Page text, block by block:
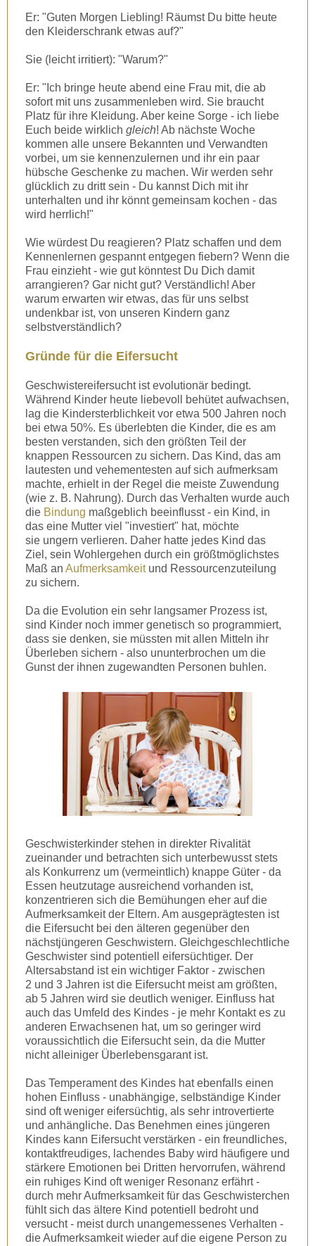
Er: "Guten Morgen Liebling! Räumst Du bitte heute
den Kleiderschrank etwas auf?"
Sie (leicht irritiert): "Warum?"
Er: "Ich bringe heute abend eine Frau mit, die ab
sofort mit uns zusammenleben wird. Sie braucht
Platz für ihre Kleidung. Aber keine Sorge - ich liebe
Euch beide wirklich gleich! Ab nächste Woche
kommen alle unsere Bekannten und Verwandten
vorbei, um sie kennenzulernen und ihr ein paar
hübsche Geschenke zu machen. Wir werden sehr
glücklich zu dritt sein - Du kannst Dich mit ihr
unterhalten und ihr könnt gemeinsam kochen - das
wird herrlich!"
Wie würdest Du reagieren? Platz schaffen und dem
Kennenlernen gespannt entgegen fiebern? Wenn die
Frau einzieht - wie gut könntest Du Dich damit
arrangieren? Gar nicht gut? Verständlich! Aber
warum erwarten wir etwas, das für uns selbst
undenkbar ist, von unseren Kindern ganz
selbstverständlich?
Gründe für die Eifersucht
Geschwistereifersucht ist evolutionär bedingt.
Während Kinder heute liebevoll behütet aufwachsen,
lag die Kindersterblichkeit vor etwa 500 Jahren noch
bei etwa 50%. Es überlebten die Kinder, die es am
besten verstanden, sich den größten Teil der
knappen Ressourcen zu sichern. Das Kind, das am
lautesten und vehementesten auf sich aufmerksam
machte, erhielt in der Regel die meiste Zuwendung
(wie z. B. Nahrung). Durch das Verhalten wurde auch
die Bindung maßgeblich beeinflusst - ein Kind, in
das eine Mutter viel "investiert" hat, möchte
sie ungern verlieren. Daher hatte jedes Kind das
Ziel, sein Wohlergehen durch ein größtmöglichstes
Maß an Aufmerksamkeitund Ressourcenzuteilung
zu sichern.
Da die Evolution ein sehr langsamer Prozess ist,
sind Kinder noch immer genetisch so programmiert,
dass sie denken, sie müssten mit allen Mitteln ihr
Überleben sichern - also ununterbrochen um die
Gunst der ihnen zugewandten Personen buhlen.
Geschwisterkinder stehen in direkter Rivalität
zueinander und betrachten sich unterbewusst stets
als Konkurrenz um (vermeintlich) knappe Güter - da
Essen heutzutage ausreichend vorhanden ist,
konzentrieren sich die Bemühungen eher auf die
Aufmerksamkeit der Eltern. Am ausgeprägtesten ist
die Eifersucht bei den älteren gegenüber den
nächstjüngeren Geschwistern. Gleichgeschlechtliche
Geschwister sind potentiell eifersüchtiger. Der
Altersabstand ist ein wichtiger Faktor - zwischen
2 und 3 Jahren ist die Eifersucht meist am größten,
ab 5 Jahren wird sie deutlich weniger. Einfluss hat
auch das Umfeld des Kindes - je mehr Kontakt es zu
anderen Erwachsenen hat, um so geringer wird
voraussichtlich die Eifersucht sein, da die Mutter
nicht alleiniger Überlebensgarant ist.
Das Temperament des Kindes hat ebenfalls einen
hohen Einfluss - unabhängige, selbständige Kinder
sind oft weniger eifersüchtig, als sehr introvertierte
und anhängliche. Das Benehmen eines jüngeren
Kindes kann Eifersucht verstärken - ein freundliches,
kontaktfreudiges, lachendes Baby wird häufigere und
stärkere Emotionen bei Dritten hervorrufen, während
ein ruhiges Kind oft weniger Resonanz erfährt -
durch mehr Aufmerksamkeit für das Geschwisterchen
fühlt sich das ältere Kind potentiell bedroht und
versucht - meist durch unangemessenes Verhalten -
die Aufmerksamkeit wieder auf die eigene Person zu